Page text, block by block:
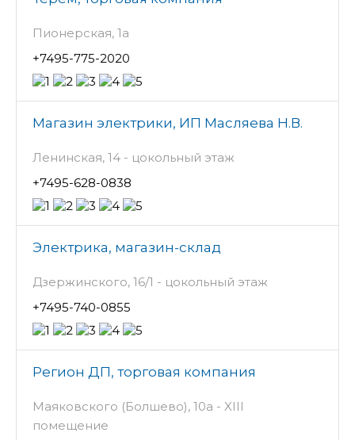
Пионерская, 1а
+7495-775-2020
Магазин электрики, ИП Масляева Н.В.
Ленинская, 14 - цокольный этаж
+7495-628-0838
Электрика, магазин-склад
Дзержинского, 16/1 - цокольный этаж
+7495-740-0855
Регион ДП, торговая компания
Маяковского (Болшево), 10а - XIII
помещение